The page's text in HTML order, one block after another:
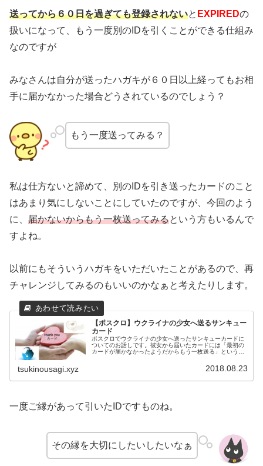
送ってから６０日を過ぎても登録されないと EXPIREDの
扱いになって、もう一度別のIDを引くことができる仕組み
なのですが
みなさんは自分が送ったハガキが６０日以上経ってもお相
手に届かなかった場合どうされているのでしょう？
もう一度送ってみる？
私は仕方ないと諦めて、別のIDを引き送ったカードのこと
はあまり気にしないことにしていたのですが、今回のよう
に、 届かないからもう一枚送ってみるという方もいるんで
すよね。
以前にもそういうハガキをいただいたことがあるので、再
チャレンジしてみるのもいいのかなぁと考えたりします。
【ポスクロ】ウクライナの少女へ送るサンキュー
カード
ポスクロでウクライナの少女へ送ったサンキューカードに
ついてのお話しです。彼女から届いたカードには「最初の
カードが届かなかったようだからもう一枚送る」というメ
tsukinousagi.xyz 2018.08.23
一度ご縁があって引いたIDですものね。
その縁を大切にしたいしたいなぁ